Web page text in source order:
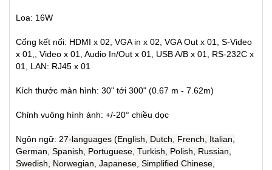
Loa: 16W
Cổng kết nối: HDMI x 02, VGA in x 02, VGA Out x 01, S-Video
x 01,, Video x 01, Audio In/Out x 01, USB A/B x 01, RS-232C x
01, LAN: RJ45 x 01
Kích thước màn hình: 30" tới 300" (0.67 m - 7.62m)
Chỉnh vuông hình ảnh: +/-20° chiều dọc
Ngôn ngữ: 27-languages (English, Dutch, French, Italian,
German, Spanish, Portuguese, Turkish, Polish, Russian,
Swedish, Norwegian, Japanese, Simplified Chinese,